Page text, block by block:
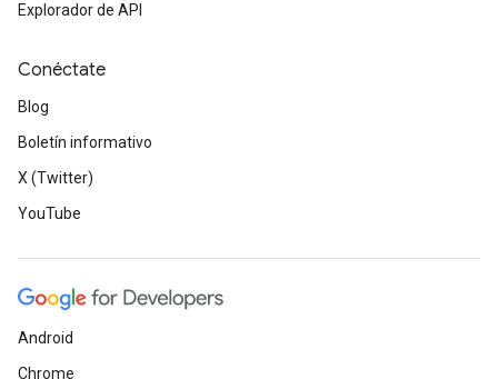
Explorador de API
Conéctate
Blog
Boletín informativo
X (Twitter)
YouTube
Android
Chrome